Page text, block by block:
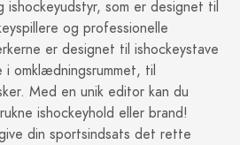
ishockeyudstyr, som er designet til
og professionelle
er designet til ishockeystave
omklædningsrummet, til
Med en unik editor kan du
ishockeyhold eller brand!
din sportsindsats det rette